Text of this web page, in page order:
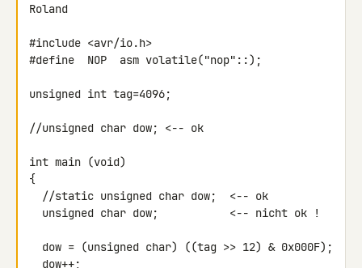
Roland
#include <avr/io.h>
#define  NOP  asm volatile("nop"::);
unsigned int tag=4096;
//unsigned char dow; <-- ok
int main (void)
{